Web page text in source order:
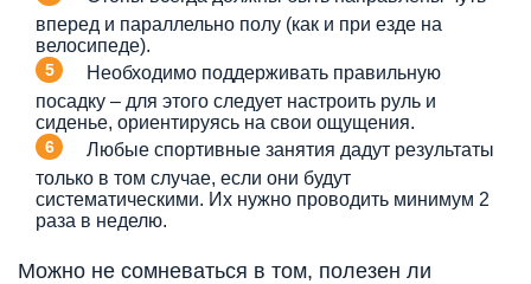
вперед и параллельно полу (как и при езде на
велосипеде).
Необходимо поддерживать правильную
посадку – для этого следует настроить руль и
сиденье, ориентируясь на свои ощущения.
Любые спортивные занятия дадут результаты
только в том случае, если они будут
систематическими. Их нужно проводить минимум 2
раза в неделю.
Можно не сомневаться в том, полезен ли